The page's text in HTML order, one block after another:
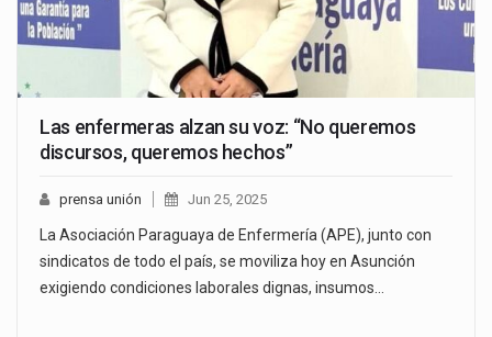
Las enfermeras alzan su voz: “No queremos
discursos, queremos hechos”
prensa unión Jun 25, 2025
La Asociación Paraguaya de Enfermería (APE), junto con
sindicatos de todo el país, se moviliza hoy en Asunción
exigiendo condiciones laborales dignas, insumos…